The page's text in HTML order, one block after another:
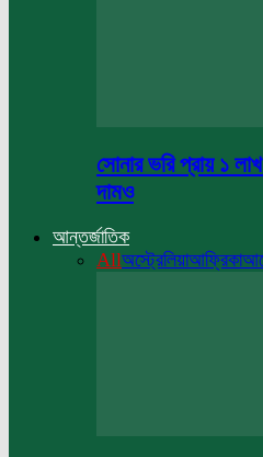
সোনার ভরি প্রায় ১
দামও
আন্তর্জাতিক
Allঅস্ট্রেলিয়াআফ্রিকা